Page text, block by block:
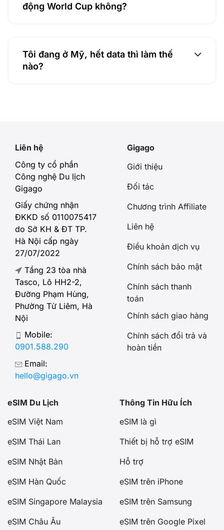
động World Cup không?
Tôi đang ở Mỹ, hết data thì làm thế
nào?
Liên hệ
Công ty cổ phần
Công nghệ Du lịch
Gigago
Giấy chứng nhận
ĐKKD số 0110075417
do Sở KH & ĐT TP.
Hà Nội cấp ngày
27/07/2022
Tầng 23 tòa nhà
Tasco, Lô HH2-2,
Đường Phạm Hùng,
Phường Từ Liêm, Hà
Nội
Mobile:
0901.588.290
Email:
hello@gigago.vn
Gigago
Giới thiệu
Đối tác
Chương trình Affiliate
Liên hệ
Điều khoản dịch vụ
Chính sách bảo mật
Chính sách thanh
toán
Chính sách giao hàng
Chính sách đổi trả và
hoàn tiền
eSIM Du Lịch
eSIM Việt Nam
eSIM Thái Lan
eSIM Nhật Bản
eSIM Hàn Quốc
eSIM Singapore Malaysia
eSIM Châu Âu
Thông Tin Hữu Ích
eSIM là gì
Thiết bị hỗ trợ eSIM
Hỗ trợ
eSIM trên iPhone
eSIM trên Samsung
eSIM trên Google Pixel